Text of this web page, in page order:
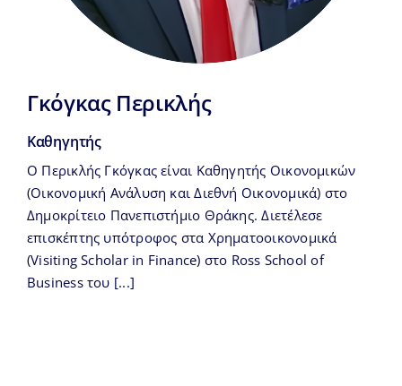
Γκόγκας Περικλής
Καθηγητής
Ο Περικλής Γκόγκας είναι Καθηγητής Οικονομικών
(Οικονομική Ανάλυση και Διεθνή Οικονομικά) στο
Δημοκρίτειο Πανεπιστήμιο Θράκης. Διετέλεσε
επισκέπτης υπότροφος στα Χρηματοοικονομικά
(Visiting Scholar in Finance) στο Ross School of
Business του [...]